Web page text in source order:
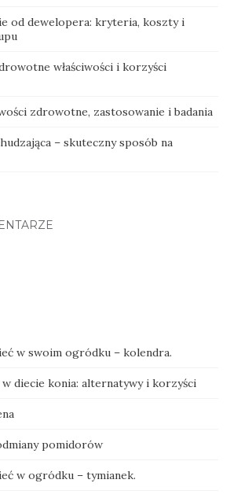
od dewelopera: kryteria, koszty i
właściwości i korzyści
zdrowotne, zastosowanie i badania
– skuteczny sposób na
w swoim ogródku – kolendra.
diecie konia: alternatywy i korzyści
pomidorów
w ogródku – tymianek.